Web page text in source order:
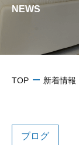
NEWS
TOP 新着情報
ブログ